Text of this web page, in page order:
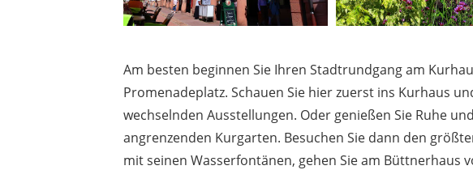
Am besten beginnen Sie Ihren Stadtrundgang am
Promenadeplatz. Schauen Sie hier zuerst ins Kurhaus
wechselnden Ausstellungen. Oder genießen Sie Ruhe
angrenzenden Kurgarten. Besuchen Sie dann den
mit seinen Wasserfontänen, gehen Sie am Büttnerhaus